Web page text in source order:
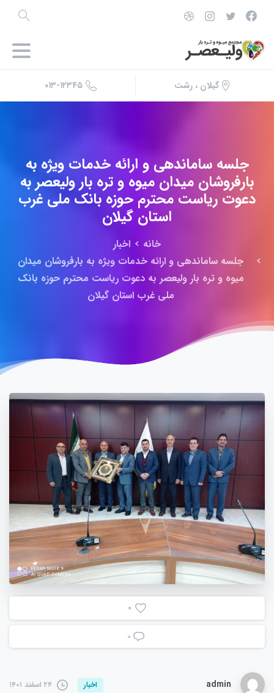
گیلان ، رشت ۰۱۳-۱۲۳۴۵
جلسه ساماندهی و ارائه خدمات ویژه به
بارفروشان میدان میوه و تره بار ولیعصر به
دعوت ریاست محترم حوزه بانک ملی غرب
استان گیلان
خانه
اخبار
جلسه ساماندهی و ارائه خدمات ویژه به بارفروشان میدان
میوه و تره بار ولیعصر به دعوت ریاست محترم حوزه بانک
ملی غرب استان گیلان
0
۰
admin اخبار ۲۴ اسفند ۱۴۰۱